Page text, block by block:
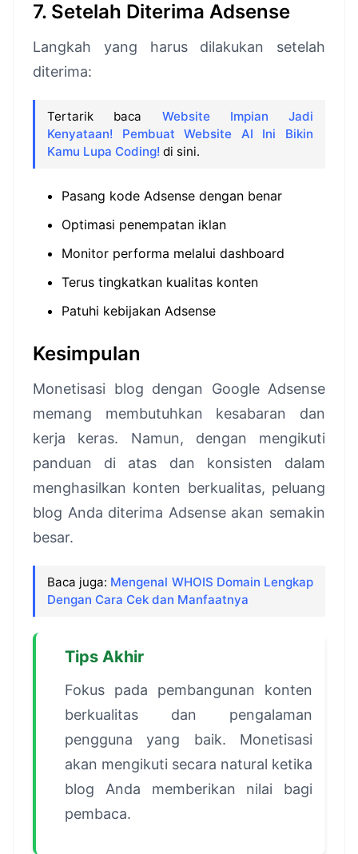
7. Setelah Diterima Adsense
Langkah yang harus dilakukan setelah
diterima:
Tertarik baca Website Impian Jadi
Kenyataan! Pembuat Website AI Ini Bikin
Kamu Lupa Coding! di sini.
Pasang kode Adsense dengan benar
Optimasi penempatan iklan
Monitor performa melalui dashboard
Terus tingkatkan kualitas konten
Patuhi kebijakan Adsense
Kesimpulan
Monetisasi blog dengan Google Adsense
memang membutuhkan kesabaran dan
kerja keras. Namun, dengan mengikuti
panduan di atas dan konsisten dalam
menghasilkan konten berkualitas, peluang
blog Anda diterima Adsense akan semakin
besar.
Baca juga: Mengenal WHOIS Domain Lengkap
Dengan Cara Cek dan Manfaatnya
Tips Akhir
Fokus pada pembangunan konten
berkualitas dan pengalaman
pengguna yang baik. Monetisasi
akan mengikuti secara natural ketika
blog Anda memberikan nilai bagi
pembaca.